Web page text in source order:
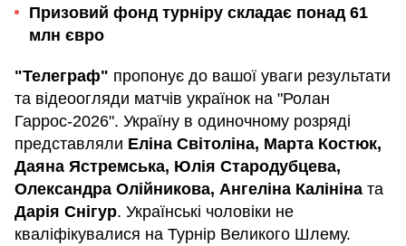
Призовий фонд турніру складає понад 61
млн євро
"Телеграф" пропонує до вашої уваги результати
та відеоогляди матчів українок на "Ролан
Гаррос-2026". Україну в одиночному розряді
представляли Еліна Світоліна, Марта Костюк,
Даяна Ястремська, Юлія Стародубцева,
Олександра Олійникова, Ангеліна Калініна та
Дарія Снігур. Українські чоловіки не
кваліфікувалися на Турнір Великого Шлему.